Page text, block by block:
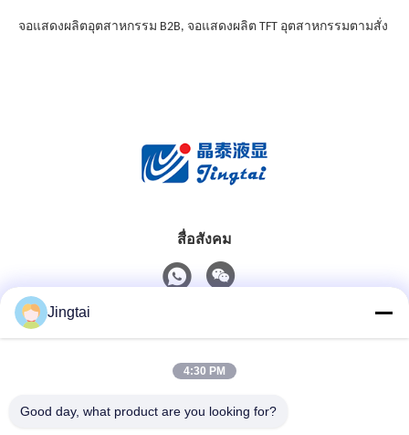
จอแสดงผลิตอุตสาหกรรม B2B, จอแสดงผลิต TFT อุตสาหกรรมตามสั่ง
สื่อสังคม
0086-755-27491128
Jingtai
4:30 PM
Good day, what product are you looking for?